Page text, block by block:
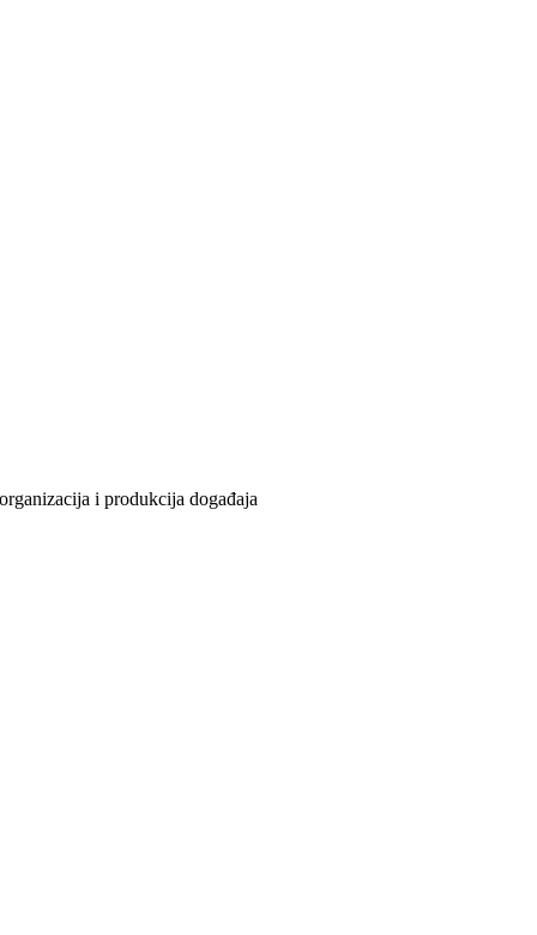
organizacija i produkcija događaja